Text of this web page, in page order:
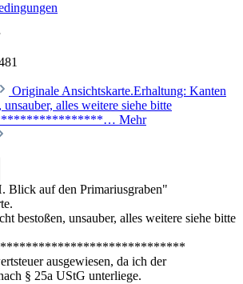
Originale Ansichtskarte.Erhaltung: Kanten
unsauber, alles weitere siehe bitte
Mehr
Blick auf den Primariusgraben"
bestoßen, unsauber, alles weitere siehe bitte
ausgewiesen, da ich der
§ 25a UStG unterliege.